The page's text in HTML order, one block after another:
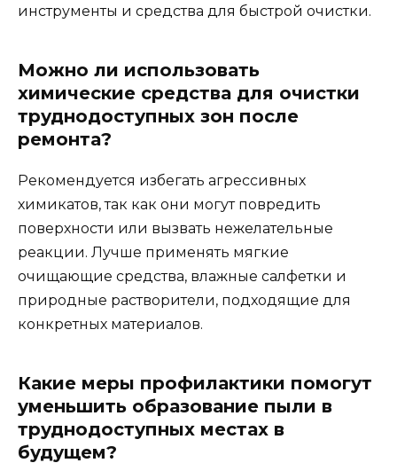
инструменты и средства для быстрой очистки.
Можно ли использовать
химические средства для очистки
труднодоступных зон после
ремонта?
Рекомендуется избегать агрессивных
химикатов, так как они могут повредить
поверхности или вызвать нежелательные
реакции. Лучше применять мягкие
очищающие средства, влажные салфетки и
природные растворители, подходящие для
конкретных материалов.
Какие меры профилактики помогут
уменьшить образование пыли в
труднодоступных местах в
будущем?